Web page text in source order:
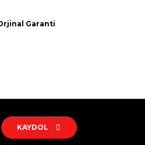
Garanti
KAYDOL